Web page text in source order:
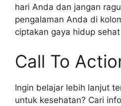
hari Anda dan jangan
pengalaman Anda di
ciptakan gaya hidup
Call To
Ingin belajar lebih lanjut
untuk kesehatan? Cari